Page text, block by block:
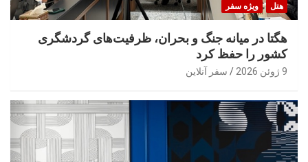
هتل ویژه سفر
هگتا در میانه جنگ و بحران، ظرفیت‌های گردشگری
کشور را حفظ کرد
9 ژوئن 2026 سفر آنلاین